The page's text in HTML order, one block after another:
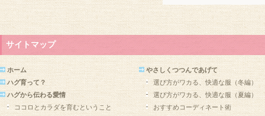
サイトマップ
ホーム
ハグ育って？
ハグから伝わる愛情
ココロとカラダを育むということ
やさしくつつんであげて
選び方がワカる、快適な服（冬編）
選び方がワカる、快適な服（夏編）
おすすめコーディネート術